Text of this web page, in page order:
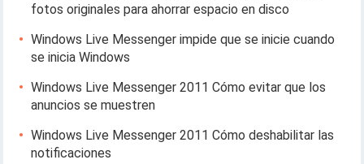
fotos originales para ahorrar espacio en disco
Windows Live Messenger impide que se inicie cuando
se inicia Windows
Windows Live Messenger 2011 Cómo evitar que los
anuncios se muestren
Windows Live Messenger 2011 Cómo deshabilitar las
notificaciones